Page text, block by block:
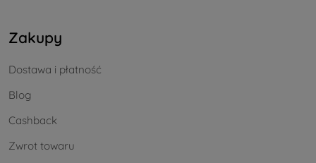
Zakupy
Dostawa i płatność
Blog
Cashback
Zwrot towaru